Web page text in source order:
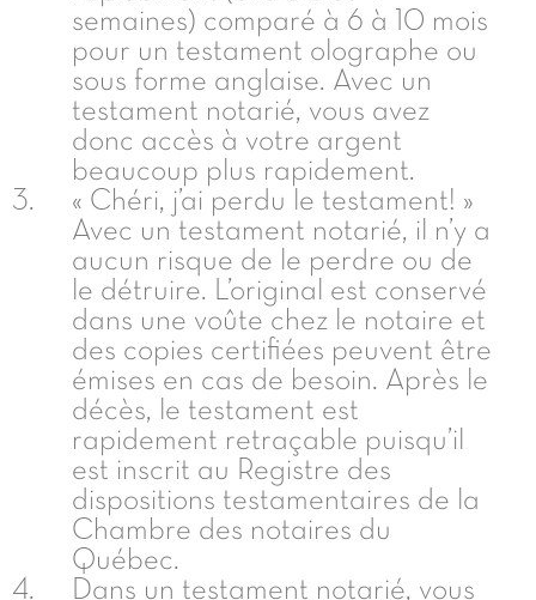
semaines) comparé à 6 à 10 mois
pour un testament olographe ou
sous forme anglaise. Avec un
testament notarié, vous avez
donc accès à votre argent
beaucoup plus rapidement.
« Chéri, j’ai perdu le testament! »
Avec un testament notarié, il n’y a
aucun risque de le perdre ou de
le détruire. L’original est conservé
dans une voûte chez le notaire et
des copies certifiées peuvent être
émises en cas de besoin. Après le
décès, le testament est
rapidement retraçable puisqu’il
est inscrit au Registre des
dispositions testamentaires de la
Chambre des notaires du
Québec.
Dans un testament notarié, vous